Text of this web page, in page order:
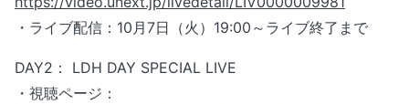
・ライブ配信：10月7日（火）19:00～ライブ終了まで
DAY2： LDH DAY SPECIAL LIVE
・視聴ページ：